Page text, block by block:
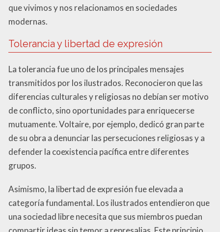
que vivimos y nos relacionamos en sociedades
modernas.
Tolerancia y libertad de expresión
La tolerancia fue uno de los principales mensajes
transmitidos por los ilustrados. Reconocieron que las
diferencias culturales y religiosas no debían ser motivo
de conflicto, sino oportunidades para enriquecerse
mutuamente. Voltaire, por ejemplo, dedicó gran parte
de su obra a denunciar las persecuciones religiosas y a
defender la coexistencia pacífica entre diferentes
grupos.
Asimismo, la libertad de expresión fue elevada a
categoría fundamental. Los ilustrados entendieron que
una sociedad libre necesita que sus miembros puedan